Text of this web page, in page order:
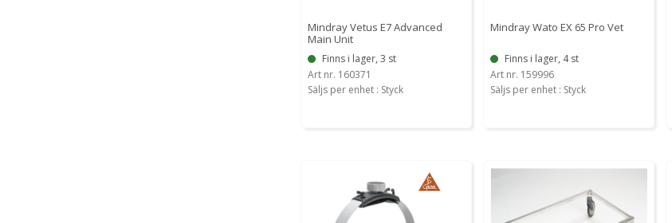
Mindray Vetus E7 Advanced
Main Unit
Finns i lager, 3 st
Art nr. 160371
Säljs per enhet : Styck
Mindray Wato EX 65 Pro Vet
Finns i lager, 4 st
Art nr. 159996
Säljs per enhet : Styck